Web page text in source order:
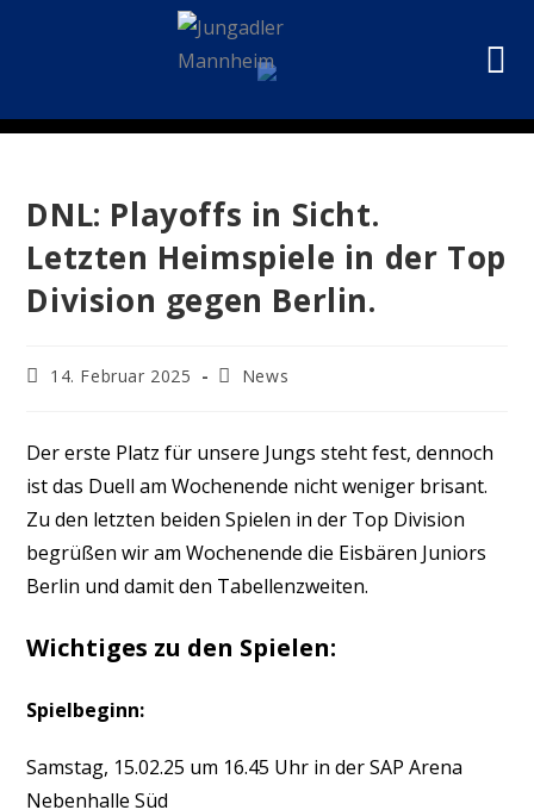
DNL: Playoffs in Sicht.
Letzten Heimspiele in der Top
Division gegen Berlin.
14. Februar 2025 News
Der erste Platz für unsere Jungs steht fest, dennoch
ist das Duell am Wochenende nicht weniger brisant.
Zu den letzten beiden Spielen in der Top Division
begrüßen wir am Wochenende die Eisbären Juniors
Berlin und damit den Tabellenzweiten.
Wichtiges zu den Spielen:
Spielbeginn:
Samstag, 15.02.25 um 16.45 Uhr in der SAP Arena
Nebenhalle Süd